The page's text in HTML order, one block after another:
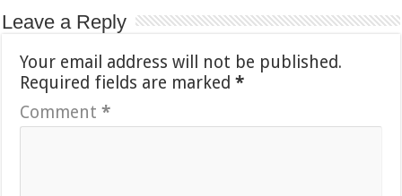
Leave a Reply
Your email address will not be published.
Required fields are marked*
Comment*